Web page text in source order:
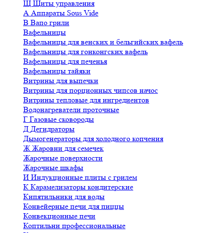
Щ Щиты управления
А Аппараты Sous Vide
В Вапо грили
Вафельницы
Вафельницы для венских и бельгийских вафель
Вафельницы для гонконгских вафель
Вафельницы для печенья
Вафельницы тайяки
Витрины для выпечки
Витрины для порционных чипсов начос
Витрины тепловые для ингредиентов
Водонагреватели проточные
Г Газовые сковороды
Д Дегидраторы
Дымогенераторы для холодного копчения
ЖЖаровни для семечек
Жарочные поверхности
Жарочные шкафы
И Индукционные плиты с грилем
К Карамелизаторы кондитерские
Кипятильники для воды
Конвейерные печи для пиццы
Конвекционные печи
Коптильни профессиональные